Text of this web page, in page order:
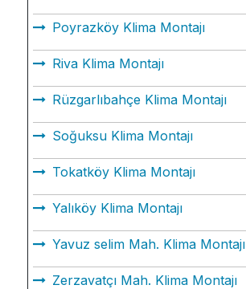
Poyrazköy Klima Montajı
Riva Klima Montajı
Rüzgarlıbahçe Klima Montajı
Soğuksu Klima Montajı
Tokatköy Klima Montajı
Yalıköy Klima Montajı
Yavuz selim Mah. Klima Montajı
Zerzavatçı Mah. Klima Montajı